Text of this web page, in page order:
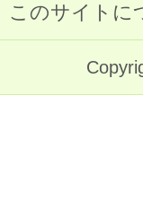
このサイトに